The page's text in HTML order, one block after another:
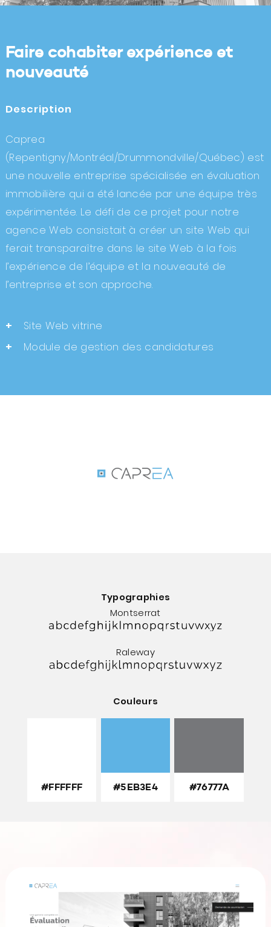
Faire cohabiter expérience et
nouveauté
Description
Caprea
(Repentigny/Montréal/Drummondville/Québec) est
une nouvelle entreprise spécialisée en évaluation
immobilière qui a été lancée par une équipe très
expérimentée. Le défi de ce projet pour notre
agence Web consistait à créer un site Web qui
ferait transparaître dans le site Web à la fois
l’expérience de l’équipe et la nouveauté de
l’entreprise et son approche.
Site Web vitrine
Module de gestion des candidatures
Typographies
Montserrat
Raleway
Couleurs
#FFFFFF #5EB3E4 #76777A